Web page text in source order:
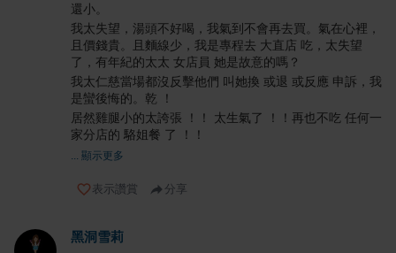
還小。
我太失望，湯頭不好喝，我氣到不會再去買。氣在心裡，
且價錢貴。且麵線少，我是專程去 大直店 吃，太失望
了，有年紀的太太 女店員 她是故意的嗎？
我太仁慈當場都沒反擊他們 叫她換 或退 或反應 申訴，我
是蠻後悔的。乾 ！
居然雞腿小的太誇張 ！！ 太生氣了 ！！再也不吃 任何一
家分店的 駱姐餐 了 ！！
... 顯示更多
表示讚賞 分享
黑洞雪莉